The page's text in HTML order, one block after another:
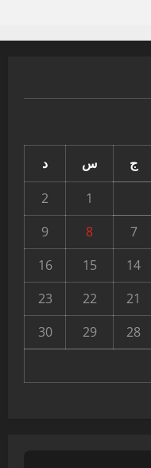
ج س
د
1
2
7
8
9
14
15
16
21
22
23
28
29
30